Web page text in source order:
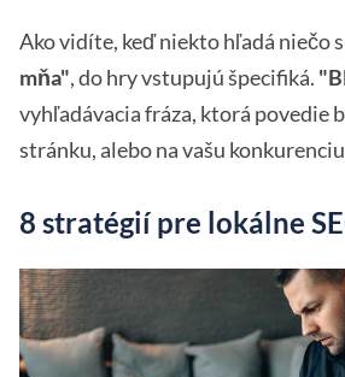
Ako vidíte, keď niekto hľadá niečo
mňa", do hry vstupujú špecifiká.
vyhľadávacia fráza, ktorá povedie
stránku, alebo na vašu
8 stratégií pre lokálne